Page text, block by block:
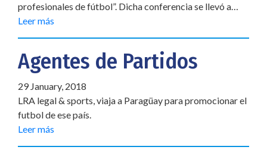
profesionales de fútbol”. Dicha conferencia se llevó a…
Leer más
Agentes de Partidos
29 January, 2018
LRA legal & sports, viaja a Paragüay para promocionar el
futbol de ese país.
Leer más